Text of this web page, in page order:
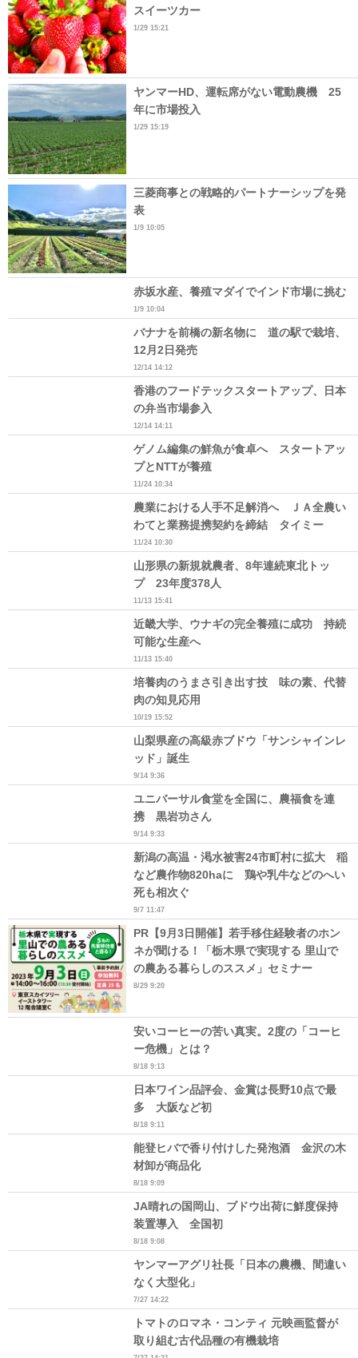
スイーツカー
1/29 15:21
ヤンマーHD、運転席がない電動農機 25
年に市場投入
1/29 15:19
三菱商事との戦略的パートナーシップを発
表
1/9 10:05
赤坂水産、養殖マダイでインド市場に挑む
1/9 10:04
バナナを前橋の新名物に 道の駅で栽培、
12月2日発売
12/14 14:12
香港のフードテックスタートアップ、日本
の弁当市場参入
12/14 14:11
ゲノム編集の鮮魚が食卓へ スタートアッ
プとNTTが養殖
11/24 10:34
農業における人手不足解消へ ＪＡ全農い
わてと業務提携契約を締結 タイミー
11/24 10:30
山形県の新規就農者、8年連続東北トッ
プ 23年度378人
11/13 15:41
近畿大学、ウナギの完全養殖に成功 持続
可能な生産へ
11/13 15:40
培養肉のうまさ引き出す技 味の素、代替
肉の知見応用
10/19 15:52
山梨県産の高級赤ブドウ「サンシャインレ
ッド」誕生
9/14 9:36
ユニバーサル食堂を全国に、農福食を連
携 黒岩功さん
9/14 9:33
新潟の高温・渇水被害24市町村に拡大 稲
など農作物820haに 鶏や乳牛などのへい
死も相次ぐ
9/7 11:47
PR【9月3日開催】若手移住経験者のホン
ネが聞ける！「栃木県で実現する 里山で
の農ある暮らしのススメ」セミナー
8/29 9:20
安いコーヒーの苦い真実。2度の「コーヒ
ー危機」とは？
8/18 9:13
日本ワイン品評会、金賞は長野10点で最
多 大阪など初
8/18 9:11
能登ヒバで香り付けした発泡酒 金沢の木
材卸が商品化
8/18 9:09
JA晴れの国岡山、ブドウ出荷に鮮度保持
装置導入 全国初
8/18 9:08
ヤンマーアグリ社長「日本の農機、間違い
なく大型化」
7/27 14:22
トマトのロマネ・コンティ 元映画監督が
取り組む古代品種の有機栽培